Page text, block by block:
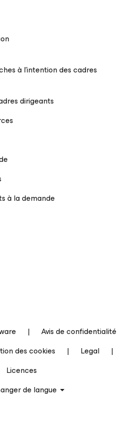
à l’intention des cadres
dirigeants
à la demande
|
Avis de confidentialité
des cookies | Legal
|
Licences
de langue